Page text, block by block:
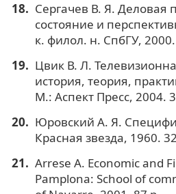
Сергачев В. Я. Деловая
состояние и
к. филол. н. СпбГУ,
Цвик В. Л.
история, теория,
М.: Аспект Пресс, 2004.
Юровский А. Я.
Красная звезда, 1960.
Arrese A. Economic and
Pamplona: School of